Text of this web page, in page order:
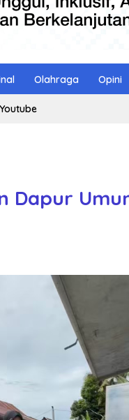
Olahraga Opini
Youtube
Dapur